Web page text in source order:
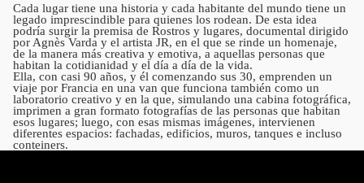
Cada lugar tiene una historia y cada habitante del mundo tiene un
legado imprescindible para quienes los rodean. De esta idea
podría surgir la premisa de Rostros y lugares, documental dirigido
por Agnès Varda y el artista JR, en el que se rinde un homenaje,
de la manera más creativa y emotiva, a aquellas personas que
habitan la cotidianidad y el día a día de la vida.
Ella, con casi 90 años, y él comenzando sus 30, emprenden un
viaje por Francia en una van que funciona también como un
laboratorio creativo y en la que, simulando una cabina fotográfica,
imprimen a gran formato fotografías de las personas que habitan
esos lugares; luego, con esas mismas imágenes, intervienen
diferentes espacios: fachadas, edificios, muros, tanques e incluso
conteiners.